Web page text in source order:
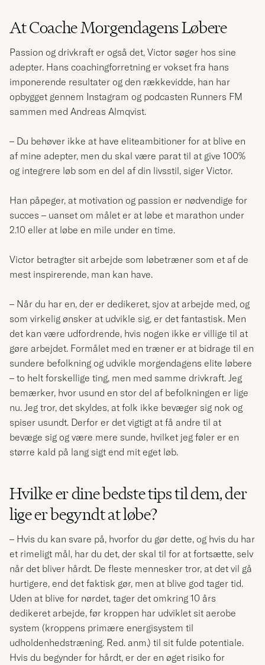
At Coache Morgendagens Løbere
Passion og drivkraft er også det, Victor søger hos sine
adepter. Hans coachingforretning er vokset fra hans
imponerende resultater og den rækkevidde, han har
opbygget gennem Instagram og podcasten Runners FM
sammen med Andreas Almqvist.
– Du behøver ikke at have eliteambitioner for at blive en
af mine adepter, men du skal være parat til at give 100%
og integrere løb som en del af din livsstil, siger Victor.
Han påpeger, at motivation og passion er nødvendige for
succes – uanset om målet er at løbe et marathon under
2.10 eller at løbe en mile under en time.
Victor betragter sit arbejde som løbetræner som et af de
mest inspirerende, man kan have.
– Når du har en, der er dedikeret, sjov at arbejde med, og
som virkelig ønsker at udvikle sig, er det fantastisk. Men
det kan være udfordrende, hvis nogen ikke er villige til at
gøre arbejdet. Formålet med en træner er at bidrage til en
sundere befolkning og udvikle morgendagens elite løbere
– to helt forskellige ting, men med samme drivkraft. Jeg
bemærker, hvor usund en stor del af befolkningen er lige
nu. Jeg tror, det skyldes, at folk ikke bevæger sig nok og
spiser usundt. Derfor er det vigtigt at få andre til at
bevæge sig og være mere sunde, hvilket jeg føler er en
større kald på lang sigt end mit eget løb.
Hvilke er dine bedste tips til dem, der
lige er begyndt at løbe?
– Hvis du kan svare på, hvorfor du gør dette, og hvis du har
et rimeligt mål, har du det, der skal til for at fortsætte, selv
når det bliver hårdt. De fleste mennesker tror, at det vil gå
hurtigere, end det faktisk gør, men at blive god tager tid.
Uden at blive for nørdet, tager det omkring 10 års
dedikeret arbejde, før kroppen har udviklet sit aerobe
system (kroppens primære energisystem til
udholdenhedstræning. Red. anm.) til sit fulde potentiale.
Hvis du begynder for hårdt, er der en øget risiko for